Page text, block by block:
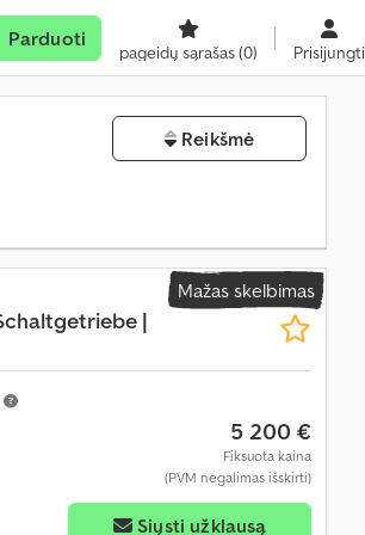
Parduoti
pageidų sąrašas(0) Prisijungti
Reikšmė
Mažas skelbimas
|
5 200 €
Fiksuota kaina
(PVM negalimas išskirti)
Siųsti užklausą